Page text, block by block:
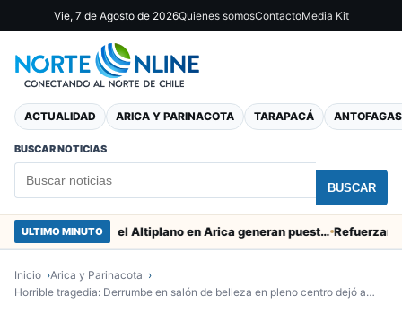
Vie, 7 de Agosto de 2026Quienes somosContactoMedia Kit
ACTUALIDAD ARICA Y PARINACOTA TARAPACÁ
BUSCAR NOTICIAS
BUSCAR
ULTIMO MINUTO Obras de Aguas del Altiplano en Arica generan puestos de trabajo Refuerzan
Inicio
Arica y Parinacota
Horrible tragedia: Derrumbe en salón de belleza en pleno centro dejó a…